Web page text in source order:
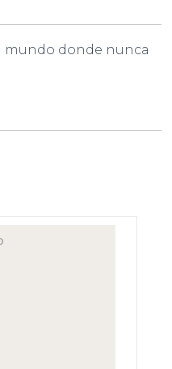
mundo donde nunca